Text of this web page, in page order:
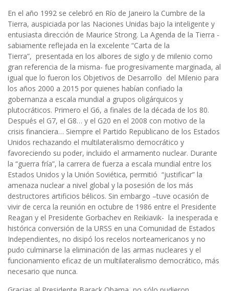
En el año 1992 se celebró en Río de Janeiro la Cumbre de la
Tierra, auspiciada por las Naciones Unidas bajo la inteligente y
entusiasta dirección de Maurice Strong. La Agenda de la Tierra -
sabiamente reflejada en la excelente “Carta de la
Tierra”, presentada en los albores de siglo y de milenio como
gran referencia de la misma- fue progresivamente marginada, al
igual que lo fueron los Objetivos de Desarrollo del Milenio para
los años 2000 a 2015 por quienes habían confiado la
gobernanza a escala mundial a grupos oligárquicos y
plutocráticos. Primero el G6, a finales de la década de los 80.
Después el G7, el G8… y el G20 en el 2008 con motivo de la
crisis financiera… Siempre el Partido Republicano de los Estados
Unidos rechazando el multilateralismo democrático y
favoreciendo su poder, incluido el armamento nuclear. Durante
la “guerra fría”, la carrera de fuerza a escala mundial entre los
Estados Unidos y la Unión Soviética, permitió “justificar” la
amenaza nuclear a nivel global y la posesión de los más
destructores artificios bélicos. Sin embargo –tuve ocasión de
vivir de cerca la reunión en octubre de 1986 entre el Presidente
Reagan y el Presidente Gorbachev en Reikiavik- la inesperada e
histórica conversión de la URSS en una Comunidad de Estados
Independientes, no disipó los recelos norteamericanos y no
pudo culminarse la eliminación de las armas nucleares y el
funcionamiento eficaz de un multilateralismo democrático, más
necesario que nunca.